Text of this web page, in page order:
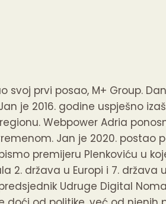
prvi posao, M+ Group.
je 2016. godine uspješno
Webpower Adria
Jan je 2020. postao
premijeru Plenkoviću u
2. država u Europi i 7.
Udruge Digital